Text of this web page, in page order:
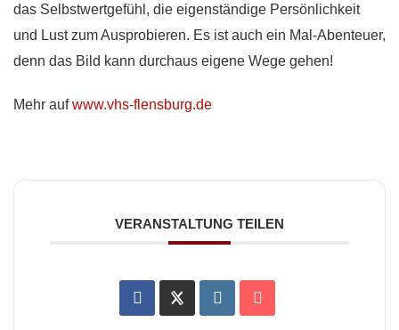
das Selbstwertgefühl, die eigenständige Persönlichkeit
und Lust zum Ausprobieren. Es ist auch ein Mal-Abenteuer,
denn das Bild kann durchaus eigene Wege gehen!
Mehr aufwww.vhs-flensburg.de
VERANSTALTUNG TEILEN